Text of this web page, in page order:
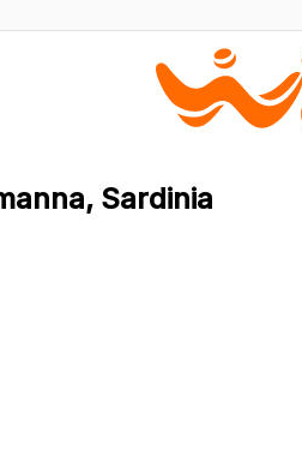
Sardinia